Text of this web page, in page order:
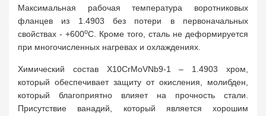
Максимальная рабочая температура воротниковых
фланцев из 1.4903 без потери в первоначальных
свойствах - +600оС. Кроме того, сталь не деформируется
при многочисленных нагревах и охлаждениях.
Химический состав X10CrMoVNb9-1 – 1.4903 хром,
который обеспечивает защиту от окисления, молибден,
который благоприятно влияет на прочность стали.
Присутствие ванадий, который является хорошим